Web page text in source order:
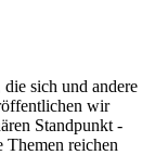
sich und andere
wir
Standpunkt -
Themen reichen